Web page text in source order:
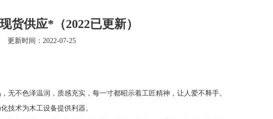
货供应*（2022已更新）
更新时间：2022-07-25
不色泽温润，质感充实，每一寸都昭示着工匠精神，让人爱不释手。
技术为木工设备提供利器。